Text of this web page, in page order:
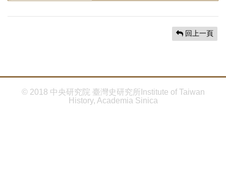
回上一頁
© 2018 中央研究院 臺灣史研究所Institute of Taiwan
History, Academia Sinica